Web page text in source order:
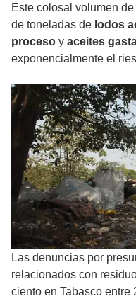
Este colosal volumen
de toneladas de lodos
proceso y aceites
exponencialmente el
Las denuncias por
relacionados con
ciento en Tabasco entre